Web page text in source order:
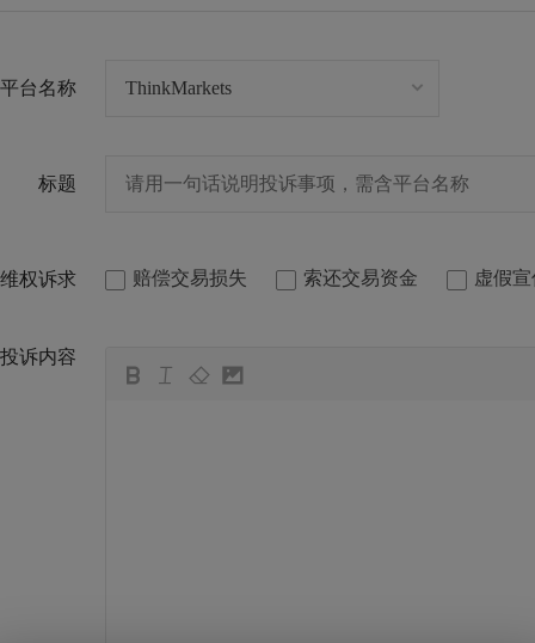
平台名称
标题
维权诉求 赔偿交易损失 索还交易资金 虚假
投诉内容
뀁 뀃 뀂 뀄